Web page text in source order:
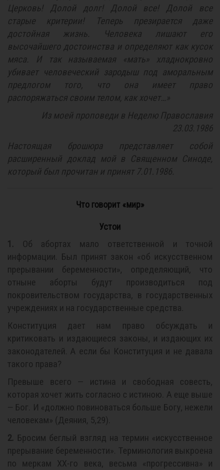
Церковь! Долой долг! Долой все! Долой все
старые критерии! Теперь презирается даже
достойная жизнь. Человека лишают его
высочайшего достоинства и определяют как кусок
мяса. И так называемая «мать» хладнокровно
убивает человеческий зародыш под аморальным
предлогом того, что она имеет право
распоряжаться своим телом, как хочет…»
Из моей проповеди в Неделю Православия
23.03.1986
Настоящая брошюра представляет собой
расширенный доклад мой в Священном Синоде,
который был прочитан и принят 7.01.1986.
Что говорит «мир»
Устои
1. Об абортах мало ответственной и точной
информации. Был принят закон «об искусственном
прерывании беременности», определяющий, что
отныне аборты будут производиться под
покровительством государства, в государственных
учреждениях и на государственные средства.
Конституция дает нам право обсуждать и
критиковать и издающиеся законы, и издающих их
законодателей. А если бы Конституция и не давала
такого права?
Превыше всего — истина и свободная совесть,
которая хочет жить согласно с истиною. А еще выше
— Бог. И «должно повиноваться больше Богу, нежели
человекам» (Деяния, 5,29).
2. Бросим беглый взгляд на термин «искусственное
прерывание беременности». Терминология выкроена
по меркам ХХ-го века, весьма «прогрессивна» и